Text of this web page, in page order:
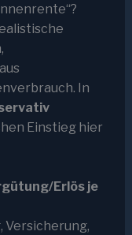
In
Einstieg hier
Erlös je
Versicherung,